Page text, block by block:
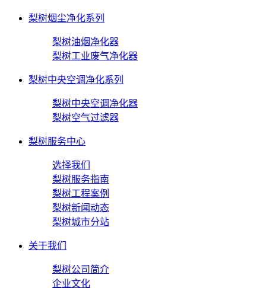
梨树烟尘净化系列
梨树油烟净化器
梨树工业废气净化器
梨树中央空调净化系列
梨树中央空调净化器
梨树空气过滤器
梨树服务中心
选择我们
梨树服务指南
梨树工程案例
梨树新闻动态
梨树城市分站
关于我们
梨树公司简介
企业文化